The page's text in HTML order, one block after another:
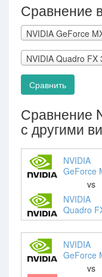
Сравнение
NVIDIA GeForce
NVIDIA Quadro FX
Сравнить
Сравнение
с другими
NVIDIA
GeForce
vs
NVIDIA
Quadro
NVIDIA
GeForce
vs